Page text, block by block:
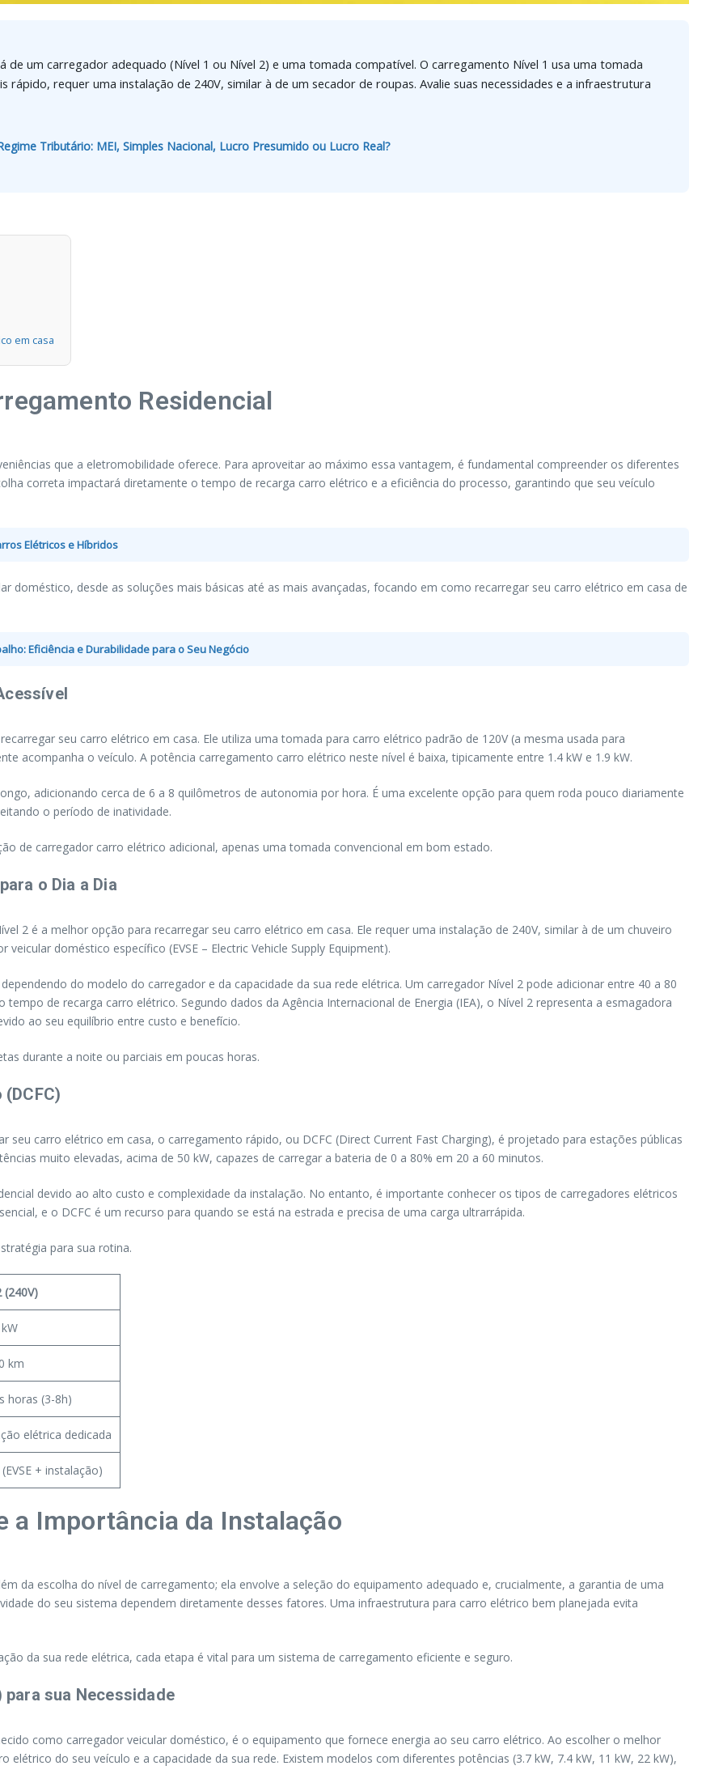
de um carregador adequado (Nível 1 ou Nível 2) e uma tomada compatível. O carregamento Nível 1 usa uma tomada
rápido, requer uma instalação de 240V, similar à de um secador de roupas. Avalie suas necessidades e a infraestrutura
Tributário: MEI, Simples Nacional, Lucro Presumido ou Lucro Real?
em casa
Residencial
que a eletromobilidade oferece. Para aproveitar ao máximo essa vantagem, é fundamental compreender os diferentes
correta impactará diretamente o tempo de recarga carro elétrico e a eficiência do processo, garantindo que seu veículo
Elétricos e Híbridos
doméstico, desde as soluções mais básicas até as mais avançadas, focando em como recarregar seu carro elétrico em casa de
Eficiência e Durabilidade para o Seu Negócio
seu carro elétrico em casa. Ele utiliza uma tomada para carro elétrico padrão de 120V (a mesma usada para
acompanha o veículo. A potência carregamento carro elétrico neste nível é baixa, tipicamente entre 1.4 kW e 1.9 kW.
adicionando cerca de 6 a 8 quilômetros de autonomia por hora. É uma excelente opção para quem roda pouco diariamente
o período de inatividade.
de carregador carro elétrico adicional, apenas uma tomada convencional em bom estado.
o Dia a Dia
2 é a melhor opção para recarregar seu carro elétrico em casa. Ele requer uma instalação de 240V, similar à de um chuveiro
doméstico específico (EVSE – Electric Vehicle Supply Equipment).
do modelo do carregador e da capacidade da sua rede elétrica. Um carregador Nível 2 pode adicionar entre 40 a 80
de recarga carro elétrico. Segundo dados da Agência Internacional de Energia (IEA), o Nível 2 representa a esmagadora
ao seu equilíbrio entre custo e benefício.
durante a noite ou parciais em poucas horas.
seu carro elétrico em casa, o carregamento rápido, ou DCFC (Direct Current Fast Charging), é projetado para estações públicas
muito elevadas, acima de 50 kW, capazes de carregar a bateria de 0 a 80% em 20 a 60 minutos.
devido ao alto custo e complexidade da instalação. No entanto, é importante conhecer os tipos de carregadores elétricos
e o DCFC é um recurso para quando se está na estrada e precisa de uma carga ultrarrápida.
para sua rotina.
(240V)
km
horas (3-8h)
elétrica dedicada
+ instalação)
a Importância da Instalação
da escolha do nível de carregamento; ela envolve a seleção do equipamento adequado e, crucialmente, a garantia de uma
do seu sistema dependem diretamente desses fatores. Uma infraestrutura para carro elétrico bem planejada evita
da sua rede elétrica, cada etapa é vital para um sistema de carregamento eficiente e seguro.
para sua Necessidade
como carregador veicular doméstico, é o equipamento que fornece energia ao seu carro elétrico. Ao escolher o melhor
do seu veículo e a capacidade da sua rede. Existem modelos com diferentes potências (3.7 kW, 7.4 kW, 11 kW, 22 kW),